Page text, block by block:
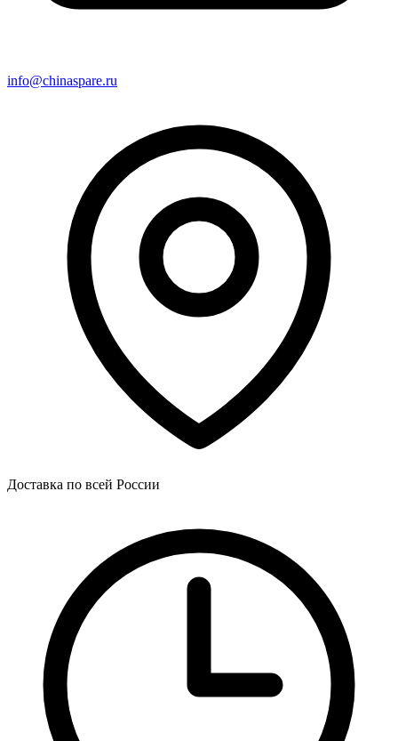
info@chinaspare.ru
Доставка по всей России